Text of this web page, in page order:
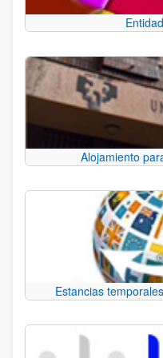
Alojamiento
Estancias